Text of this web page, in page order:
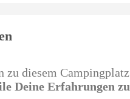
zu diesem Campingplatz
Deine Erfahrungen zu